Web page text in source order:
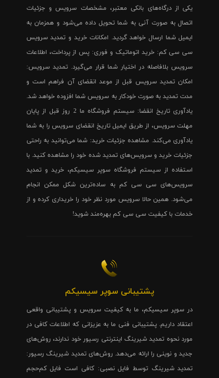
یکی از درگاه‌های بانکی معتبر، مشخصات سرویس و جزئیات
اتصال به صورت آنی به شما تحویل داده می‌شود و همزمان به
ایمیل شما ارسال خواهد گردید. امکانات خرید و تمدید سرویس
سی سی کم: خرید اتوماتیک و فوری: پس از پرداخت، اطلاعات
سرویس بلافاصله در اختیار شما قرار می‌گیرد. تمدید سرویس:
امکان تمدید سرویس قبل از موعد انقضای آن فراهم است و
مدت تمدید به صورت خودکار به سرویس شما افزوده خواهد شد.
یادآوری تاریخ انقضا: سیستم فروشگاه ما 2 روز قبل از پایان
مهلت سرویس، از طریق ایمیل تاریخ انقضای سرویس را به شما
یادآوری می‌کند. مشاهده جزئیات خرید: شما می‌توانید به راحتی
جزئیات خرید و سرویس‌های تمدید شده خود را مشاهده کنید. با
استفاده از سیستم فروشگاه سوپر سیسیکم، خرید و تمدید
سرویس‌های سی سی کم به ساده‌ترین شکل ممکن انجام
می‌شود. همین حالا سرویس مورد نظر خود را خریداری کرده و از
خدمات با کیفیت سی سی کم بهره‌مند شوید!
پشتیبانی سوپر سیسیکم
در سوپر سیسیکم، ما به کیفیت سرویس و پشتیبانی واقعی
اعتقاد داریم. پشتیبانی فنی ما به عزیزانی که اطلاعات کافی در
مورد نحوه تمدید شیرینگ اینترنتی رسیور خود ندارند، روش‌های
جدید و نوینی را ارائه می‌دهد. روش‌های تمدید شیرینگ رسیور:
تمدید شیرینگ توسط فایل نصبی: کافی است فایل کم‌حجم